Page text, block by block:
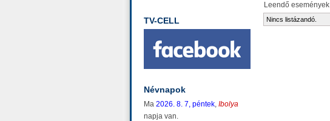
TV-CELL
Névnapok
Ma 2026. 8. 7, péntek, Ibolya
napja van.
Leendő események
Nincs listázandó.